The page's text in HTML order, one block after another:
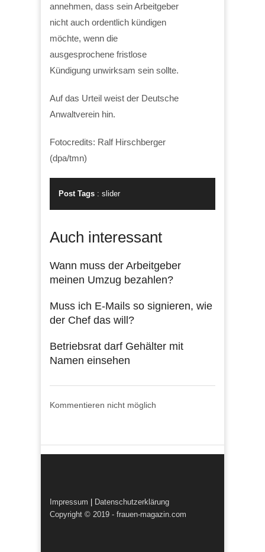
annehmen, dass sein Arbeitgeber
nicht auch ordentlich kündigen
möchte, wenn die
ausgesprochene fristlose
Kündigung unwirksam sein sollte.
Auf das Urteil weist der Deutsche
Anwaltverein hin.
Fotocredits: Ralf Hirschberger
(dpa/tmn)
Post Tags : slider
Auch interessant
Wann muss der Arbeitgeber
meinen Umzug bezahlen?
Muss ich E-Mails so signieren, wie
der Chef das will?
Betriebsrat darf Gehälter mit
Namen einsehen
Kommentieren nicht möglich
Impressum
Datenschutzerklärung
Copyright © 2019 - frauen-magazin.com